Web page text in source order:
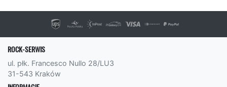
ROCK-SERWIS
ul. płk. Francesco Nullo 28/LU3
31-543 Kraków